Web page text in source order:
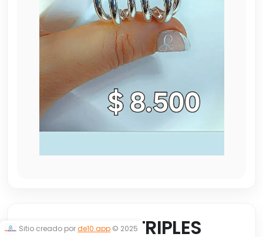
ARGOLLITAS TRIPLES
Sitio creado porde10.app © 2025